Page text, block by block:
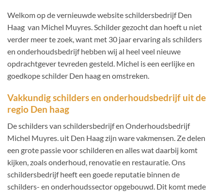
Welkom op de vernieuwde website schildersbedrijf Den
Haag van Michel Muyres. Schilder gezocht dan hoeft u niet
verder meer te zoek, want met 30 jaar ervaring als schilders
en onderhoudsbedrijf hebben wij al heel veel nieuwe
opdrachtgever tevreden gesteld. Michel is een eerlijke en
goedkope schilder Den haag en omstreken.
Vakkundig schilders en onderhoudsbedrijf uit de
regio Den haag
De schilders van schildersbedrijf en Onderhoudsbedrijf
Michel Muyres. uit Den Haag zijn ware vakmensen. Ze delen
een grote passie voor schilderen en alles wat daarbij komt
kijken, zoals onderhoud, renovatie en restauratie. Ons
schildersbedrijf heeft een goede reputatie binnen de
schilders- en onderhoudssector opgebouwd. Dit komt mede